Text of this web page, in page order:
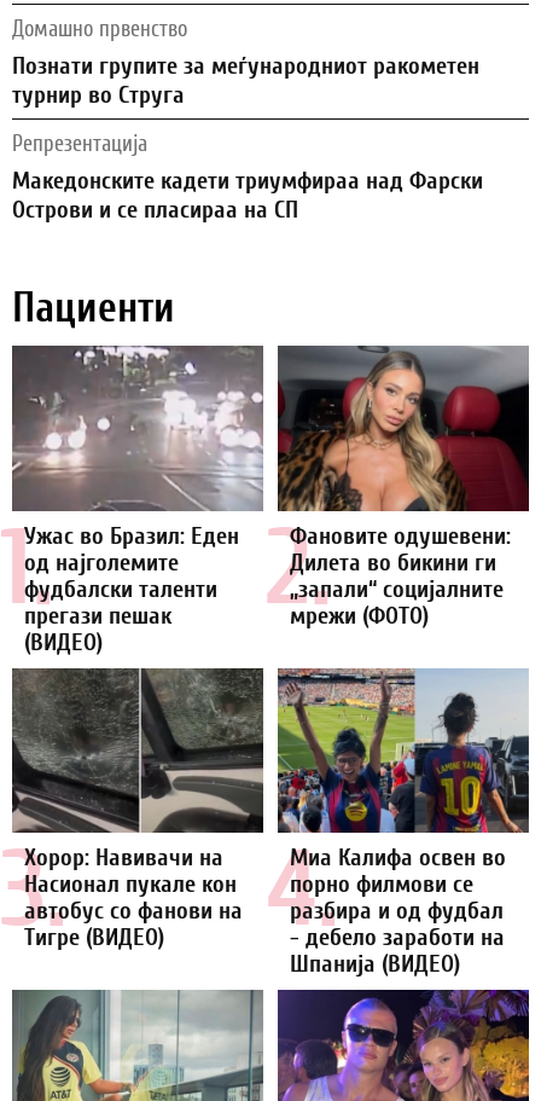
Домашно првенство
Познати групите за меѓународниот ракометен
турнир во Струга
Репрезентација
Македонските кадети триумфираа над Фарски
Острови и се пласираа на СП
Пациенти
1.
Ужас во Бразил: Еден
од најголемите
фудбалски таленти
прегази пешак
(ВИДЕО)
2.
Фановите одушевени:
Дилета во бикини ги
„запали“ социјалните
мрежи (ФОТО)
3.
Хорор: Навивачи на
Насионал пукале кон
автобус со фанови на
Тигре (ВИДЕО)
4.
Миа Калифа освен во
порно филмови се
разбира и од фудбал
- дебело заработи на
Шпанија (ВИДЕО)